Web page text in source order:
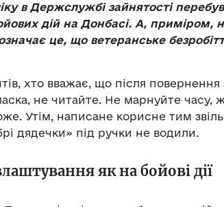
в Держслужбі зайнятості
дій на Донбасі. А, приміром,
це, що ветеранське
хто вважає, що після повернення
не читайте. Не марнуйте часу,
Утім, написане корисне тим
дядечки» під ручки не водили.
як на бойові дії